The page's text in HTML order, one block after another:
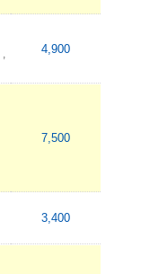
,
4,900
7,500
3,400